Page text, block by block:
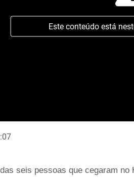
Este conteúdo está
seis pessoas que cegaram